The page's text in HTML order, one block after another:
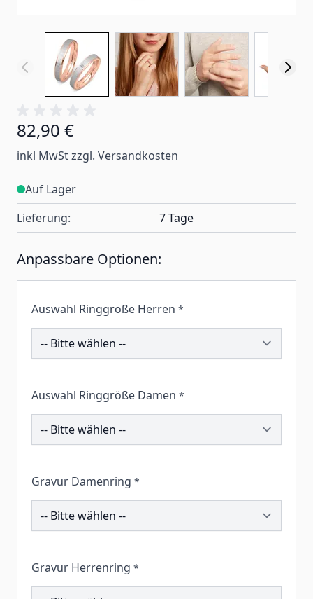
82,90 €
inkl MwSt zzgl. Versandkosten
Auf Lager
Lieferung:
7 Tage
Anpassbare Optionen:
Auswahl Ringgröße Herren *
200117
Auswahl Ringgröße Damen *
200103
Gravur Damenring *
203302
Gravur Herrenring *
203307